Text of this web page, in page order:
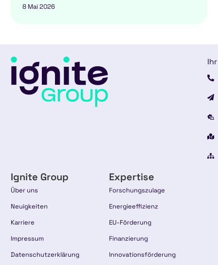
8 Mai 2026
Ignite Group
Über uns
Neuigkeiten
Karriere
Impressum
Datenschutzerklärung
Expertise
Forschungszulage
Energieeffizienz
EU-Förderung
Finanzierung
Innovationsförderung